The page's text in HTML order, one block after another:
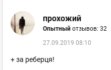
прохожий
Опытный отзывов: 32
27.09.2019 08:10
+ за реберця!